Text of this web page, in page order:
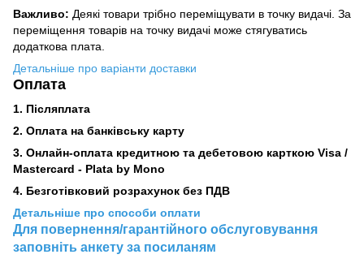
Важливо: Деякі товари трібно переміщувати в точку видачі. За
переміщення товарів на точку видачі може стягуватись
додаткова плата.
Детальніше про варіанти доставки
Оплата
1. Післяплата
2. Оплата на банківську карту
3. Онлайн-оплата кредитною та дебетовою карткою Visa /
Mastercard - Plata by Mono
4. Безготівковий розрахунок без ПДВ
Детальніше про способи оплати
Для повернення/гарантійного обслуговування
заповніть анкету за посиланям